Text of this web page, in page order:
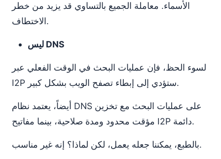
الأسماء. معاملة الجميع بالتساوي قد يزيد من خطر
الاختطاف.
ليس DNS
لسوء الحظ، فإن عمليات البحث في الوقت الفعلي عبر
I2P ستؤدي إلى إبطاء تصفح الويب بشكل كبير.
أيضاً، يعتمد نظام DNS على عمليات البحث مع تخزين
مؤقت محدود ومدة صلاحية، بينما مفاتيح I2P دائمة.
بالطبع، يمكننا جعله يعمل، لكن لماذا؟ إنه غير مناسب.